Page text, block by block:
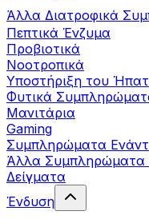
Άλλα Διατροφικά
Πεπτικά Ένζυμα
Προβιοτικά
Νοοτροπικά
Υποστήριξη του
Φυτικά
Μανιτάρια
Gaming
Συμπληρώματα
Άλλα Συμπληρώματα
Δείγματα
Ένδυση